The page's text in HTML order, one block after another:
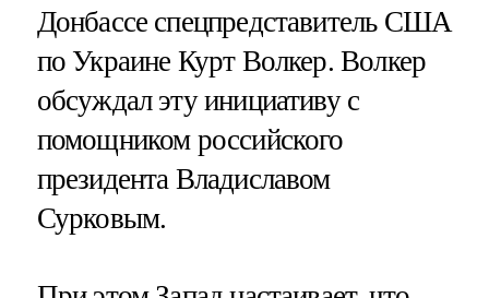
Донбассе спецпредставитель США
по Украине Курт Волкер. Волкер
обсуждал эту инициативу с
помощником российского
президента Владиславом
Сурковым.